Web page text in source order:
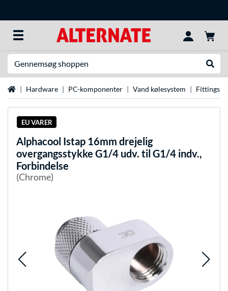
StartsideHardware PC-komponenter Vand kølesystem Fittings
EU VARER
Alphacool Istap 16mm drejelig
overgangsstykke G1/4 udv. til G1/4 indv.,
Forbindelse
(Chrome)